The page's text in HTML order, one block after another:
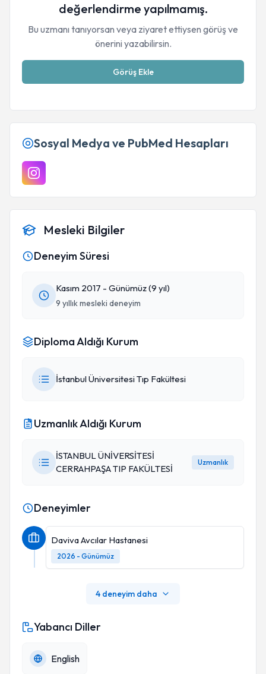
değerlendirme yapılmamış.
Bu uzmanı tanıyorsan veya ziyaret ettiysen görüş ve
önerini yazabilirsin.
Görüş Ekle
Sosyal Medya ve PubMed Hesapları
Mesleki Bilgiler
Deneyim Süresi
Kasım 2017 - Günümüz (9 yıl)
9 yıllık mesleki deneyim
Diploma Aldığı Kurum
İstanbul Üniversitesi Tıp Fakültesi
Uzmanlık Aldığı Kurum
İSTANBUL ÜNİVERSİTESİ
CERRAHPAŞA TIP FAKÜLTESİ
Uzmanlık
Deneyimler
Daviva Avcılar Hastanesi
2026 - Günümüz
4 deneyim daha
Yabancı Diller
English